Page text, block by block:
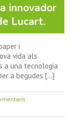
innovador
Lucart.
i
vida als
a una tecnologia
a begudes [...]